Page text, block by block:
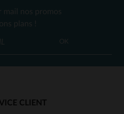
mail nos promos
plans !
OK
CLIENT